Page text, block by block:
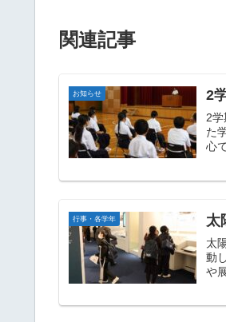
関連記事
お知らせ 2
2
た
心
行事・各学年 太
太
動
や